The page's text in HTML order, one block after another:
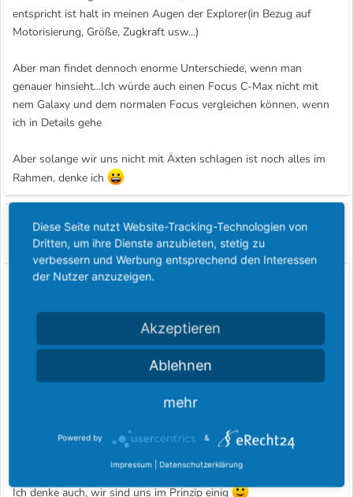
entspricht ist halt in meinen Augen der Explorer(in Bezug auf
Motorisierung, Größe, Zugkraft usw...)
Aber man findet dennoch enorme Unterschiede, wenn man
genauer hinsieht...Ich würde auch einen Focus C-Max nicht mit
nem Galaxy und dem normalen Focus vergleichen können, wenn
ich in Details gehe
Aber solange wir uns nicht mit Äxten schlagen ist noch alles im
Rahmen, denke ich
L Laird-of-Glencairn
Gast im Fordboard
7 Juli 2003
Hallo RS,
> Dann denken wir im Prinzip das gleiche, nur den Ranger
> mit etwas anderem zu vergleichen ist schwer (...)
> Aber man findet dennoch enorme Unterschiede, wenn man
nichts anderes wollte ich auch sagen - und auf den Ranger auch
nichts kommen lassen. Solche Vergleiche sind immer schwierig...
Ich denke auch, wir sind uns im Prinzip einig
Diese Seite nutzt Website-Tracking-Technologien von
Dritten, um ihre Dienste anzubieten, stetig zu
verbessern und Werbung entsprechend den Interessen
der Nutzer anzuzeigen.
Akzeptieren
Ablehnen
mehr
Powered by &
Impressum | Datenschutzerklärung